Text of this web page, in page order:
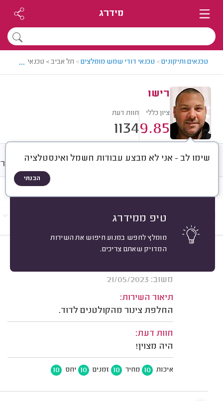
מידרג
טכנאים ותיקונים> טכנאי דודי שמש מומלצים> תל אביב > טכנאי דודי
...
רישו
ציון כללי
9.85
חוות דעת
1134
שימו לב - אני לא מבצע עבודות חשמל ואינסטלציה
הבנתי
טיפ ממידרג
מומלץ לחפש במנוע חיפוש את השירות
המדויק שאתם צריכים.
חוות דעת מחירים ממוצע
תיקונים
כוכי הירש קסל, תל אביב.
משוב: 21/05/2023
תיאור השירות:
החלפת צינור מהקולטנים לדוד.
חוות דעת:
היה מצוין!
איכות 10 מחיר 10 זמנים 10 יחס 10